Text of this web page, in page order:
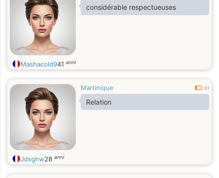
considérable respectueuses
Mashacold941 anni
Martinique 0.1
Relation
Jdsghw28 anni